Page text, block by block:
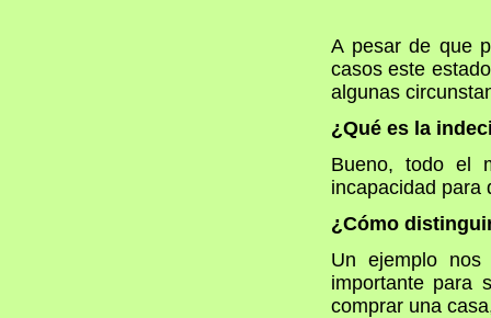
A pesar de que
casos este
algunas
¿Qué es la
Bueno, todo el
incapacidad para
¿Cómo
Un ejemplo
importante para
comprar una